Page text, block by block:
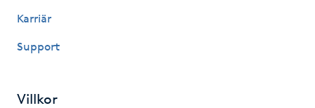
Karriär
Support
Villkor